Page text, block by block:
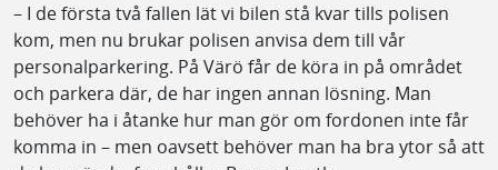
– I de första två fallen lät vi bilen stå kvar tills polisen
kom, men nu brukar polisen anvisa dem till vår
personalparkering. På Värö får de köra in på området
och parkera där, de har ingen annan lösning. Man
behöver ha i åtanke hur man gör om fordonen inte får
komma in – men oavsett behöver man ha bra ytor så att